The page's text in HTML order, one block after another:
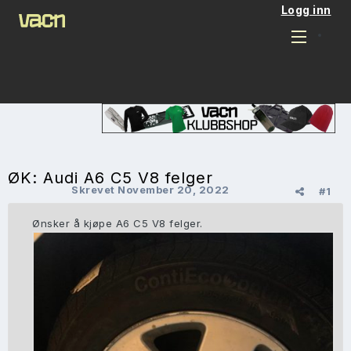
Logg inn
ØK: Audi A6 C5 V8 felger
#1
Skrevet November 20, 2022
Ønsker å kjøpe A6 C5 V8 felger.